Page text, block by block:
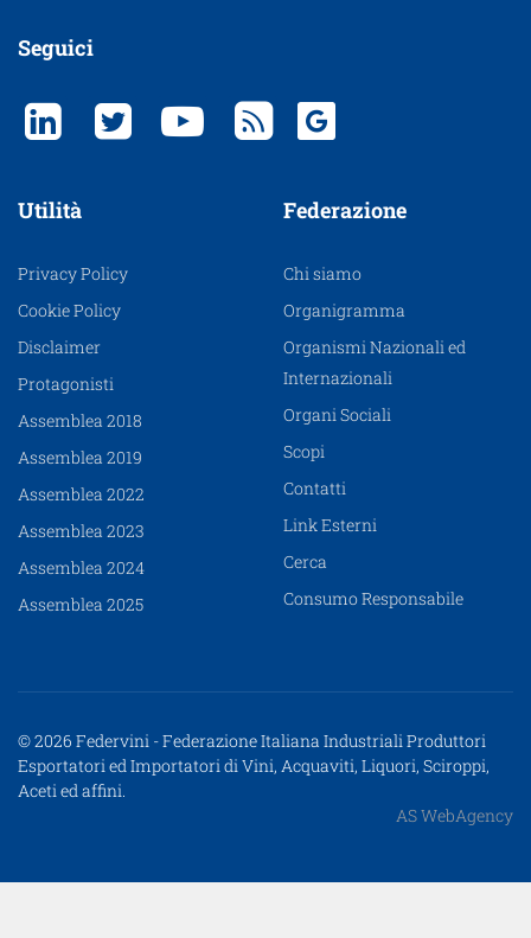
Seguici
Utilità
Privacy Policy
Cookie Policy
Disclaimer
Protagonisti
Assemblea 2018
Assemblea 2019
Assemblea 2022
Assemblea 2023
Assemblea 2024
Assemblea 2025
Federazione
Chi siamo
Organigramma
Organismi Nazionali ed
Internazionali
Organi Sociali
Scopi
Contatti
Link Esterni
Cerca
Consumo Responsabile
© 2026 Federvini - Federazione Italiana Industriali Produttori
Esportatori ed Importatori di Vini, Acquaviti, Liquori, Sciroppi,
Aceti ed affini.
AS WebAgency